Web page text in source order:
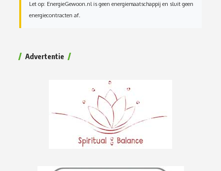
Let op: EnergieGewoon.nl is geen energiemaatschappij en sluit geen
energiecontracten af.
Advertentie